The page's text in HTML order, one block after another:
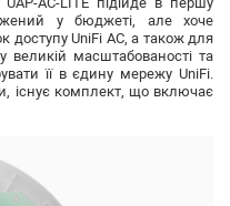
у бюджеті, але хоче
доступу UniFi AC, а також для
великій масштабованості та
її в єдину мережу UniFi.
існує комплект, що включає